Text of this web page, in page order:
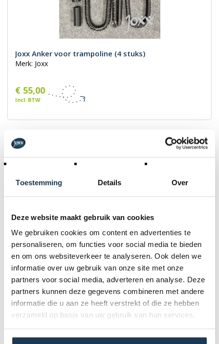
Toestemming Details Over
Deze website maakt gebruik van cookies
We gebruiken cookies om content en advertenties te
personaliseren, om functies voor social media te bieden
en om ons websiteverkeer te analyseren. Ook delen we
informatie over uw gebruik van onze site met onze
partners voor social media, adverteren en analyse. Deze
partners kunnen deze gegevens combineren met andere
informatie die u aan ze heeft verstrekt of die ze hebben
verzameld op basis van uw gebruik van hun services.
Joxx Anker voor trampoline (4 stuks)
Merk: Joxx
€ 55,00
Incl. BTW
Joxx Anker voor trampoline (8 stuks)
€ 100,00